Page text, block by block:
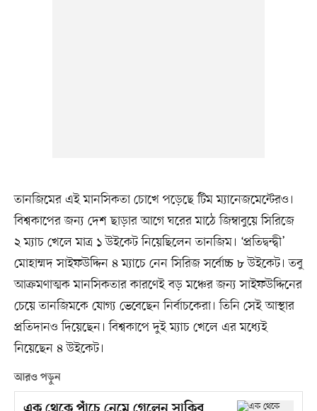
তানজিমের এই মানসিকতা চোখে পড়েছে টিম ম্যানেজমেন্টেরও।
বিশ্বকাপের জন্য দেশ ছাড়ার আগে ঘরের মাঠে জিম্বাবুয়ে সিরিজে
২ ম্যাচ খেলে মাত্র ১ উইকেট নিয়েছিলেন তানজিম। ‘প্রতিদ্বন্দ্বী’
মোহাম্মদ সাইফউদ্দিন ৪ ম্যাচে নেন সিরিজ সর্বোচ্চ ৮ উইকেট। তবু
আক্রমণাত্মক মানসিকতার কারণেই বড় মঞ্চের জন্য সাইফউদ্দিনের
চেয়ে তানজিমকে যোগ্য ভেবেছেন নির্বাচকেরা। তিনি সেই আস্থার
প্রতিদানও দিয়েছেন। বিশ্বকাপে দুই ম্যাচ খেলে এর মধ্যেই
নিয়েছেন ৪ উইকেট।
আরও পড়ুন